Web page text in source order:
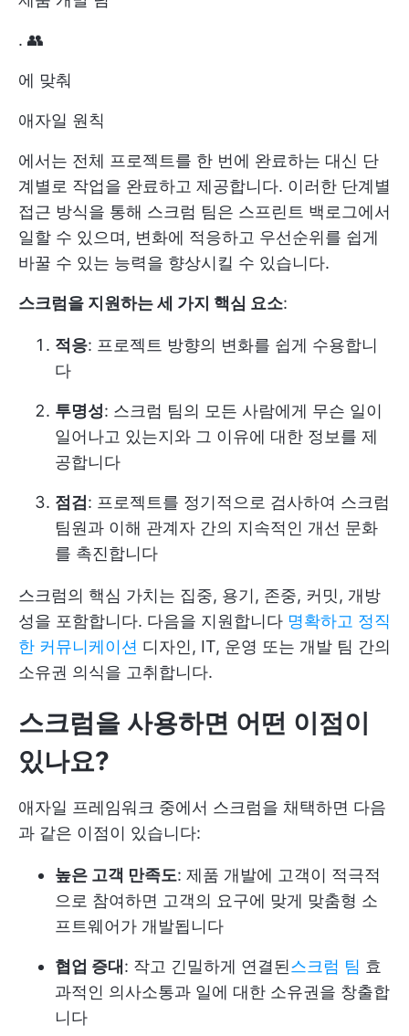
. 👥
에 맞춰
애자일 원칙
에서는 전체 프로젝트를 한 번에 완료하는 대신 단
계별로 작업을 완료하고 제공합니다. 이러한 단계별
접근 방식을 통해 스크럼 팀은 스프린트 백로그에서
일할 수 있으며, 변화에 적응하고 우선순위를 쉽게
바꿀 수 있는 능력을 향상시킬 수 있습니다.
스크럼을 지원하는 세 가지 핵심 요소:
적응: 프로젝트 방향의 변화를 쉽게 수용합니
다
투명성: 스크럼 팀의 모든 사람에게 무슨 일이
일어나고 있는지와 그 이유에 대한 정보를 제
공합니다
점검: 프로젝트를 정기적으로 검사하여 스크럼
팀원과 이해 관계자 간의 지속적인 개선 문화
를 촉진합니다
스크럼의 핵심 가치는 집중, 용기, 존중, 커밋, 개방
성을 포함합니다. 다음을 지원합니다 명확하고 정직
한 커뮤니케이션 디자인, IT, 운영 또는 개발 팀 간의
소유권 의식을 고취합니다.
스크럼을 사용하면 어떤 이점이
있나요?
애자일 프레임워크 중에서 스크럼을 채택하면 다음
과 같은 이점이 있습니다:
높은 고객 만족도: 제품 개발에 고객이 적극적
으로 참여하면 고객의 요구에 맞게 맞춤형 소
프트웨어가 개발됩니다
협업 증대: 작고 긴밀하게 연결된스크럼 팀 효
과적인 의사소통과 일에 대한 소유권을 창출합
니다